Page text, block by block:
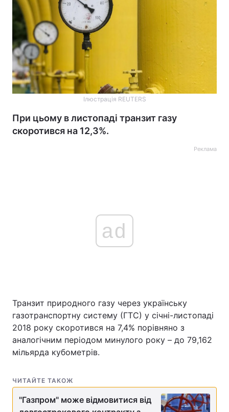
Ілюстрація REUTERS
При цьому в листопаді транзит газу
скоротився на 12,3%.
Реклама
ad
Транзит природного газу через українську
газотранспортну систему (ГТС) у січні-листопаді
2018 року скоротився на 7,4% порівняно з
аналогічним періодом минулого року – до 79,162
мільярда кубометрів.
ЧИТАЙТЕ ТАКОЖ
"Газпром" може відмовитися від